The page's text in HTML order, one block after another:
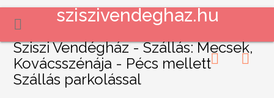
sziszivendeghaz.hu
Sziszi Vendégház - Szállás: Mecsek,
Kovácsszénája - Pécs mellett
Szállás parkolással